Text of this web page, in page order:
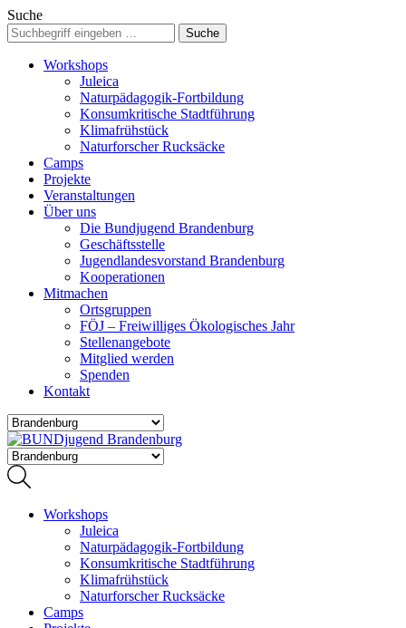
Suche
Workshops
Juleica
Naturpädagogik-Fortbildung
Konsumkritische Stadtführung
Klimafrühstück
Naturforscher Rucksäcke
Camps
Projekte
Veranstaltungen
Über uns
Die Bundjugend Brandenburg
Geschäftsstelle
Jugendlandesvorstand Brandenburg
Kooperationen
Mitmachen
Ortsgruppen
FÖJ – Freiwilliges Ökologisches Jahr
Stellenangebote
Mitglied werden
Spenden
Kontakt
Workshops
Juleica
Naturpädagogik-Fortbildung
Konsumkritische Stadtführung
Klimafrühstück
Naturforscher Rucksäcke
Camps